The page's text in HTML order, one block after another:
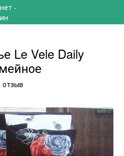
Le Vele Daily
отзыв